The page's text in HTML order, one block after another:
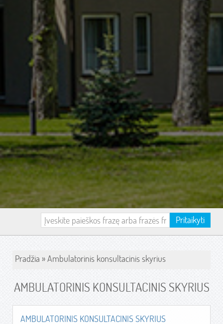
Pritaikyti
Pradžia »Ambulatorinis konsultacinis skyrius
AMBULATORINIS KONSULTACINIS SKYRIUS
AMBULATORINIS KONSULTACINIS SKYRIUS